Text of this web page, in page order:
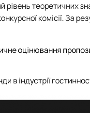
рівень теоретичних
комісії. За
оцінювання
в індустрії